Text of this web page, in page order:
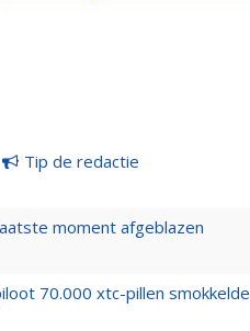
Tip de redactie
moment afgeblazen
70.000 xtc-pillen smokkelde